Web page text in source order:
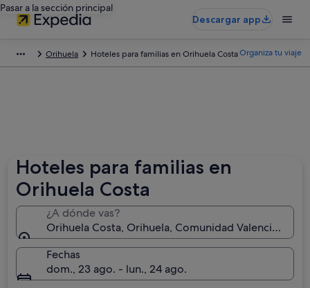
Pasar a la sección principal
Descargar app
Orihuela Hoteles para familias en Orihuela CostaOrganiza tu viaje
Hoteles para familias en
Orihuela Costa
¿A dónde vas?
Orihuela Costa, Orihuela, Comunidad Valenciana,
Fechas
dom., 23 ago. - lun., 24 ago.